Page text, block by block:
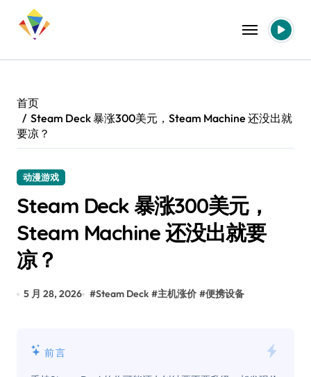
首页
Steam Deck 暴涨300美元，Steam Machine 还没出就
要凉？
动漫游戏
Steam Deck 暴涨300美元，
Steam Machine 还没出就要
凉？
5 月 28, 2026 #Steam Deck #主机涨价 #便携设备
前言